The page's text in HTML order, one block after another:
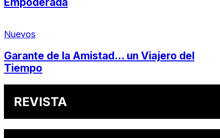
Nuevos
Garante de la Amistad… un Viajero del
Tiempo
REVISTA